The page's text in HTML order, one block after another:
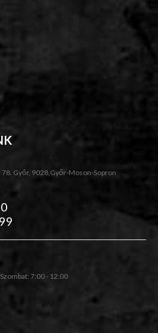
Győr, 9028,Győr-Moson-Sopron
7:00 - 12:00